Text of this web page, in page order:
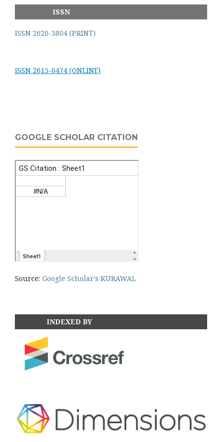
ISSN
ISSN 2620-3804 (PRINT)
ISSN 2615-6474 (ONLINE)
GOOGLE SCHOLAR CITATION
Source: Google Scholar's KURAWAL
INDEXED BY